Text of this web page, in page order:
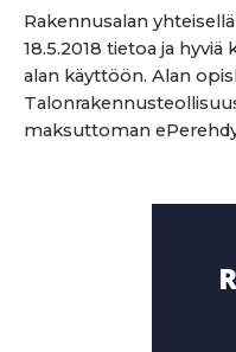
Rakennusalan
18.5.2018 tietoa ja
alan käyttöön. Alan
maksuttoman